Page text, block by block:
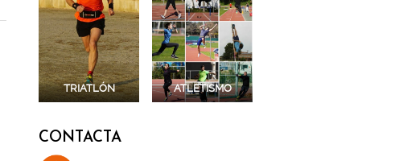
TRIATLÓN ATLETISMO
CONTACTA